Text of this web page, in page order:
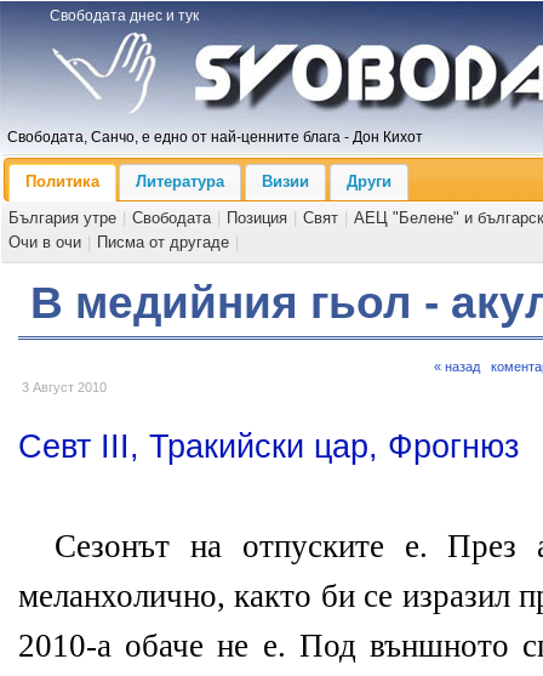
Свободата днес и тук
Свободата, Санчо, е едно от най-ценните блага - Дон Кихот
Политика Литература Визии
Други
България утре
Свободата Позиция Свят
АЕЦ "Белене" и
Очи в очи
Писма от другаде
В медийния гьол -
3 Август 2010
« назад
Севт ІІІ, Тракийски цар, Фрогнюз
Сезонът на отпуските е. През
меланхолично, както би се изразил
2010-а обаче не е. Под външното